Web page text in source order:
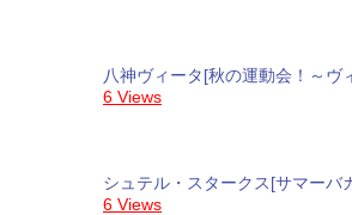
八神ヴィータ[秋の運動会！～ヴ
6 Views
シュテル・スタークス[サマーバ
6 Views